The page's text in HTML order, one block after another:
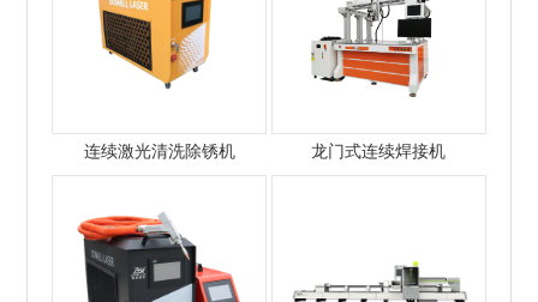
连续激光清洗除锈机 龙门式连续焊接机